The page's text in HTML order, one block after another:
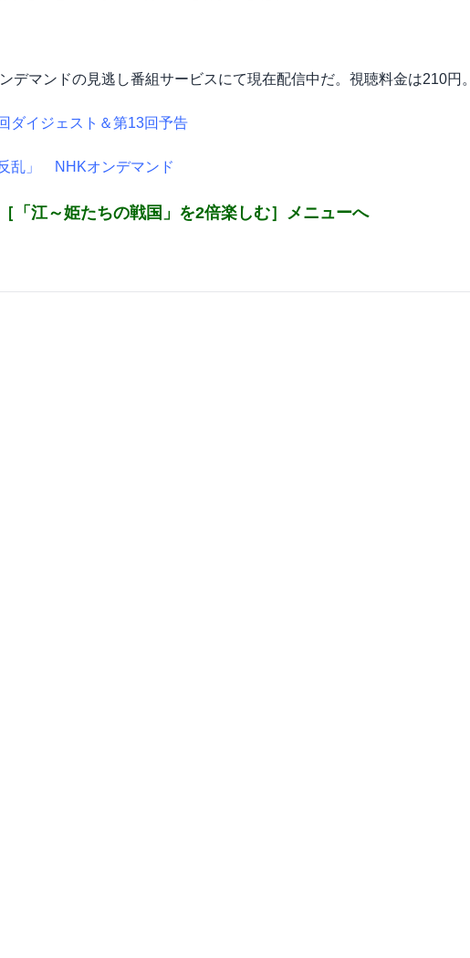
デマンドの見逃し番組サービスにて現在配信中だ。視聴料金は210円。
ダイジェスト＆第13回予告
乱」 NHKオンデマンド
［「江～姫たちの戦国」を2倍楽しむ］メニューへ